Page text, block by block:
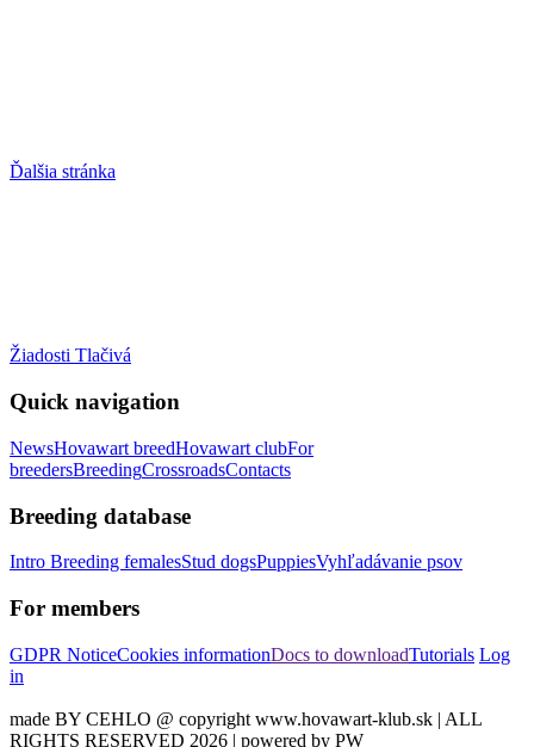
Ďalšia stránka
Žiadosti Tlačivá
Quick navigation
NewsHovawart breedHovawart clubFor
breedersBreedingCrossroadsContacts
Breeding database
Intro Breeding femalesStud dogsPuppiesVyhľadávanie psov
For members
GDPR NoticeCookies informationDocs to downloadTutorials Log
in
made BY CEHLO @ copyright www.hovawart-klub.sk | ALL
RIGHTS RESERVED 2026 | powered by PW